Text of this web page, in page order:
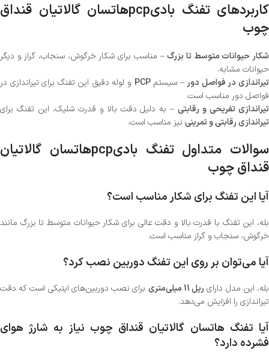
کاربردهای تفنگ بادیpcpهاتسان گالاتیان قنداق
چوب
شکار حیوانات متوسط تا بزرگ– مناسب برای شکار خرگوش، سنجاب، گراز و دیگر
حیوانات مشابه.
تیراندازی در فواصل دور – سیستمPCP و لوله دقیق این تفنگ برای تیراندازی در
فواصل دور مناسب است.
تیراندازی تفریحی و رقابتی– به دلیل دقت بالا و قدرت شلیک، این تفنگ برای
تیراندازی رقابتی و تمرینی نیز مناسب است.
سوالات متداول تفنگ بادیpcpهاتسان گالاتیان
قنداق چوب
آیا این تفنگ برای شکار مناسب است؟
بله، این تفنگ با قدرت بالا و دقت عالی برای شکار حیوانات متوسط تا بزرگ مانند
خرگوش، سنجاب و گراز مناسب است.
آیا می‌توان بر روی این تفنگ دوربین نصب کرد؟
بله، این مدل دارای ریل 11 میلی‌متری
برای نصب دوربین‌های اپتیکی است که دقت
تیراندازی را افزایش می‌دهد.
آیا تفنگ هاتسان گالاتیان قنداق چوب نیاز به شارژ هوای
فشرده دارد؟